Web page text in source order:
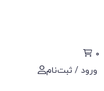
0
ورود / ثبت‌نام